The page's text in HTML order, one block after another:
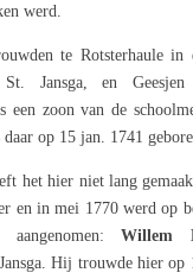
werd.
te Rotsterhaule in
St. Jansga, en
een zoon van de
op 15 jan. 1741
het hier niet lang
en in mei 1770 werd op
Willem
Hij trouwde hier